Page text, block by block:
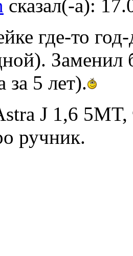
сказал(-а):
где-то
Заменил
за 5 лет).
J 1,6
ручник.